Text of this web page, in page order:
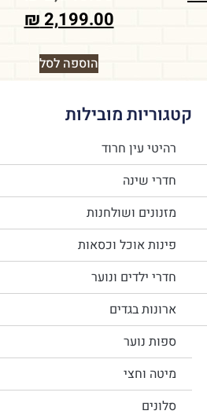
₪2,199.00
הוספה לסל
קטגוריות מובילות
רהיטי עין חרוד
חדרי שינה
מזנונים ושולחנות
פינות אוכל וכסאות
חדרי ילדים ונוער
ארונות בגדים
ספות נוער
מיטה וחצי
סלונים